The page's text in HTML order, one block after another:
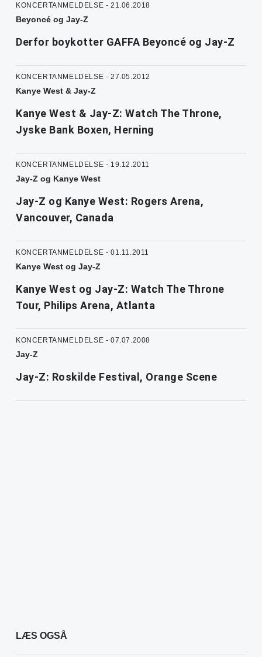
KONCERTANMELDELSE - 21.06.2018
Beyoncé og Jay-Z
Derfor boykotter GAFFA Beyoncé og Jay-Z
KONCERTANMELDELSE - 27.05.2012
Kanye West & Jay-Z
Kanye West & Jay-Z: Watch The Throne,
Jyske Bank Boxen, Herning
KONCERTANMELDELSE - 19.12.2011
Jay-Z og Kanye West
Jay-Z og Kanye West: Rogers Arena,
Vancouver, Canada
KONCERTANMELDELSE - 01.11.2011
Kanye West og Jay-Z
Kanye West og Jay-Z: Watch The Throne
Tour, Philips Arena, Atlanta
KONCERTANMELDELSE - 07.07.2008
Jay-Z
Jay-Z: Roskilde Festival, Orange Scene
LÆS OGSÅ